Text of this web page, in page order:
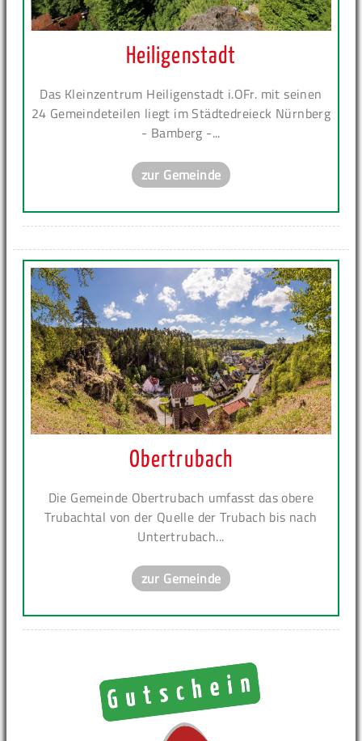
Heiligenstadt
Das Kleinzentrum Heiligenstadt i.OFr. mit seinen
24 Gemeindeteilen liegt im Städtedreieck Nürnberg
- Bamberg -...
zur Gemeinde
Obertrubach
Die Gemeinde Obertrubach umfasst das obere
Trubachtal von der Quelle der Trubach bis nach
Untertrubach...
zur Gemeinde